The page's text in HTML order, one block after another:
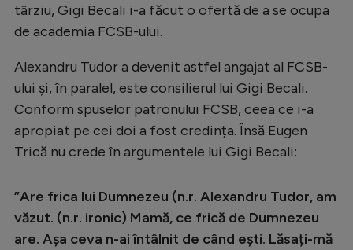
târziu, Gigi Becali i-a făcut o ofertă de a se ocupa
de academia FCSB-ului.
Alexandru Tudor a devenit astfel angajat al FCSB-
ului și, în paralel, este consilierul lui Gigi Becali.
Conform spuselor patronului FCSB, ceea ce i-a
apropiat pe cei doi a fost credința. Însă Eugen
Trică nu crede în argumentele lui Gigi Becali:
”Are frica lui Dumnezeu (n.r. Alexandru Tudor, am
văzut. (n.r. ironic) Mamă, ce frică de Dumnezeu
are. Așa ceva n-ai întâlnit de când ești. Lăsați-mă